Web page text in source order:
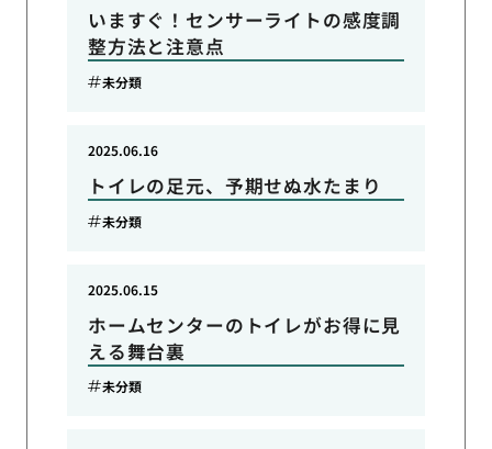
いますぐ！センサーライトの感度調
整方法と注意点
未分類
トイレの足元、予期せぬ水たまり
2025.06.16
未分類
ホームセンターのトイレがお得に見
える舞台裏
2025.06.15
未分類